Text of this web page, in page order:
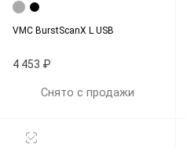
VMC BurstScanX L USB
4 453 ₽
Снято с продажи